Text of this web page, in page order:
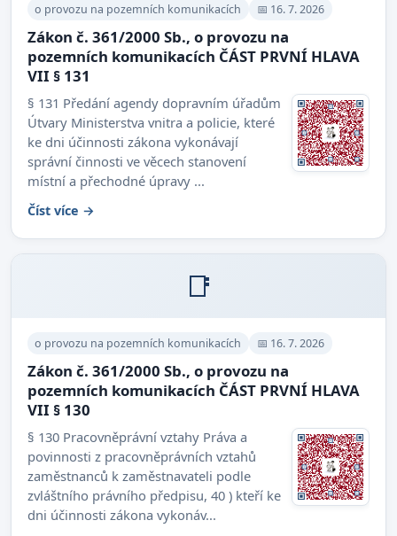
o provozu na pozemních komunikacích 📅 16. 7. 2026
Zákon č. 361/2000 Sb., o provozu na
pozemních komunikacích ČÁST PRVNÍ HLAVA
VII § 131
§ 131 Předání agendy dopravním úřadům
Útvary Ministerstva vnitra a policie, které
ke dni účinnosti zákona vykonávají
správní činnosti ve věcech stanovení
místní a přechodné úpravy ...
Číst více →
📑
o provozu na pozemních komunikacích 📅 16. 7. 2026
Zákon č. 361/2000 Sb., o provozu na
pozemních komunikacích ČÁST PRVNÍ HLAVA
VII § 130
§ 130 Pracovněprávní vztahy Práva a
povinnosti z pracovněprávních vztahů
zaměstnanců k zaměstnavateli podle
zvláštního právního předpisu, 40 ) kteří ke
dni účinnosti zákona vykonáv...